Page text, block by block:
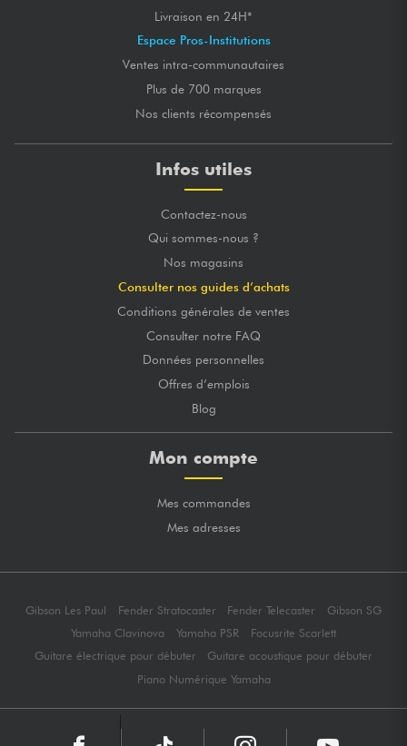
Livraison en 24H*
Espace Pros-Institutions
Ventes intra-communautaires
Plus de 700 marques
Nos clients récompensés
Infos utiles
Contactez-nous
Qui sommes-nous ?
Nos magasins
Consulter nos guides d’achats
Conditions générales de ventes
Consulter notre FAQ
Données personnelles
Offres d’emplois
Blog
Mon compte
Mes commandes
Mes adresses
Gibson Les Paul Fender Stratocaster Fender Telecaster
Gibson SG
Yamaha Clavinova
Yamaha PSR
Focusrite Scarlett
Guitare électrique pour débuter
Guitare acoustique pour débuter
Piano Numérique Yamaha